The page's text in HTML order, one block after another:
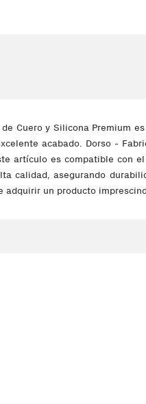
Cuero y Silicona
acabado. Dorso -
artículo es compatible con
calidad, asegurando
adquirir un producto